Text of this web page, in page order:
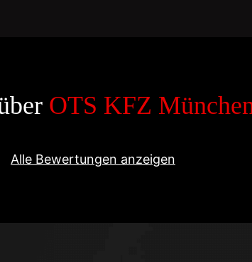
OTS KFZ
Alle Bewertungen anzeigen